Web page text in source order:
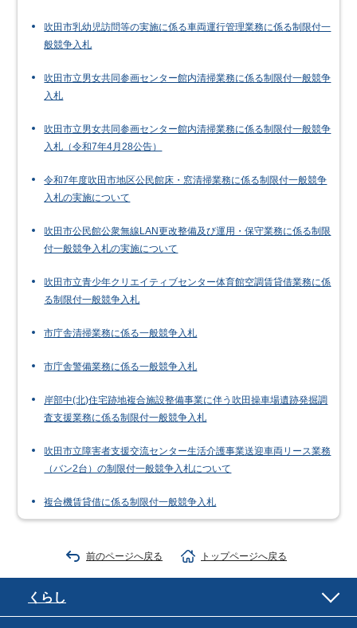
吹田市乳幼児訪問等の実施に係る車両運行管理業務に係る制限付一
般競争入札
吹田市立男女共同参画センター館内清掃業務に係る制限付一般競争
入札
吹田市立男女共同参画センター館内清掃業務に係る制限付一般競争
入札（令和7年4月28公告）
令和7年度吹田市地区公民館床・窓清掃業務に係る制限付一般競争
入札の実施について
吹田市公民館公衆無線LAN更改整備及び運用・保守業務に係る制限
付一般競争入札の実施について
吹田市立青少年クリエイティブセンター体育館空調賃貸借業務に係
る制限付一般競争入札
市庁舎清掃業務に係る一般競争入札
市庁舎警備業務に係る一般競争入札
岸部中(北)住宅跡地複合施設整備事業に伴う吹田操車場遺跡発掘調
査支援業務に係る制限付一般競争入札
吹田市立障害者支援交流センター生活介護事業送迎車両リース業務
（バン2台）の制限付一般競争入札について
複合機賃貸借に係る制限付一般競争入札
前のページへ戻る トップページへ戻る
くらし